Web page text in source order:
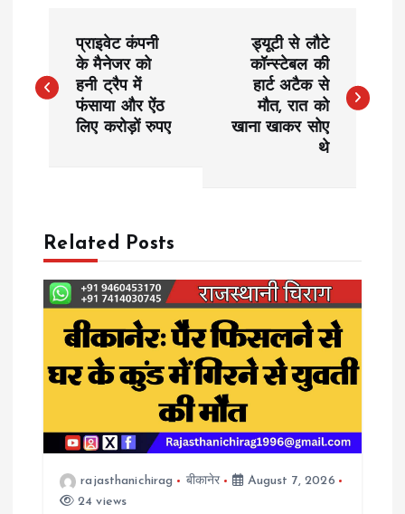
o
a
v
g
a
प्राइवेट कंपनी
के मैनेजर को
हनी ट्रैप में
फंसाया और ऐंठ
लिए करोड़ों रुपए
ड्यूटी से लौटे
कॉन्स्टेबल की
हार्ट अटैक से
मौत, रात को
खाना खाकर सोए
थे
Related Posts
rajasthanichirag बीकानेर
August 7, 2026
24 views